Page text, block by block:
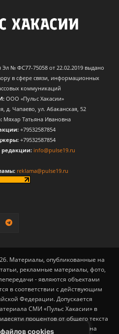
cookies
Эл № ФС77-75058 от 22.02.2019 выдано
в сфере связи, информационных
коммуникаций
ООО «Пульс Хакасии»
д. Чапаево, ул. Абаканская, 52
Мяхар Татьяна Ивановна
+79532587854
+79532587854
редакции: info@pulse19.ru
reklama@pulse19.ru
Материалы, опубликованные на
рекламные материалы, фото,
- являются объектами
в соответствии с действующим
Федерации. Допускается
СМИ «Пульс Хакасии» в
процентов от общего текста
размещением гиперссылки на